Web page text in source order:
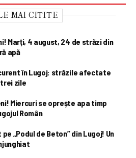
MAI CITITE
Marți, 4 august, 24 de străzi din
apă
în Lugoj: străzile afectate
zile
Miercuri se oprește apa timp
Român
„Podul de Beton” din Lugoj! Un